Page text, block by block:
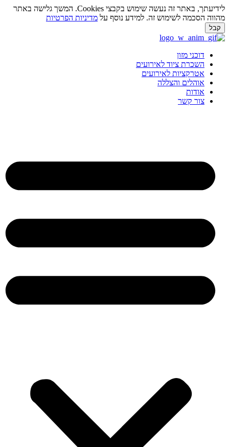
לידיעתך, באתר זה נעשה שימוש בקבצי Cookies. המשך גלישה באתר
הסכמה לשימוש זה. למידע נוסף עלמדיניות הפרטיות
קבל
דוכני מזון
השכרת ציוד לאירועים
אטרקציות לאירועים
אוהלים והצללה
אודות
צור קשר